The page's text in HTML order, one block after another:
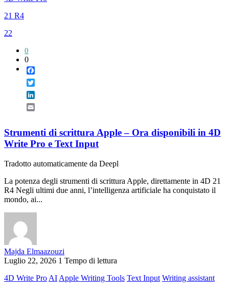
21 R4
22
0
0
Strumenti di scrittura Apple – Ora disponibili in 4D
Write Pro e Text Input
Tradotto automaticamente da Deepl
La potenza degli strumenti di scrittura Apple, direttamente in 4D 21
R4 Negli ultimi due anni, l’intelligenza artificiale ha conquistato il
mondo, ai...
Majda Elmaazouzi
Luglio 22, 2026 1 Tempo di lettura
4D Write Pro AI Apple Writing Tools Text Input Writing assistant